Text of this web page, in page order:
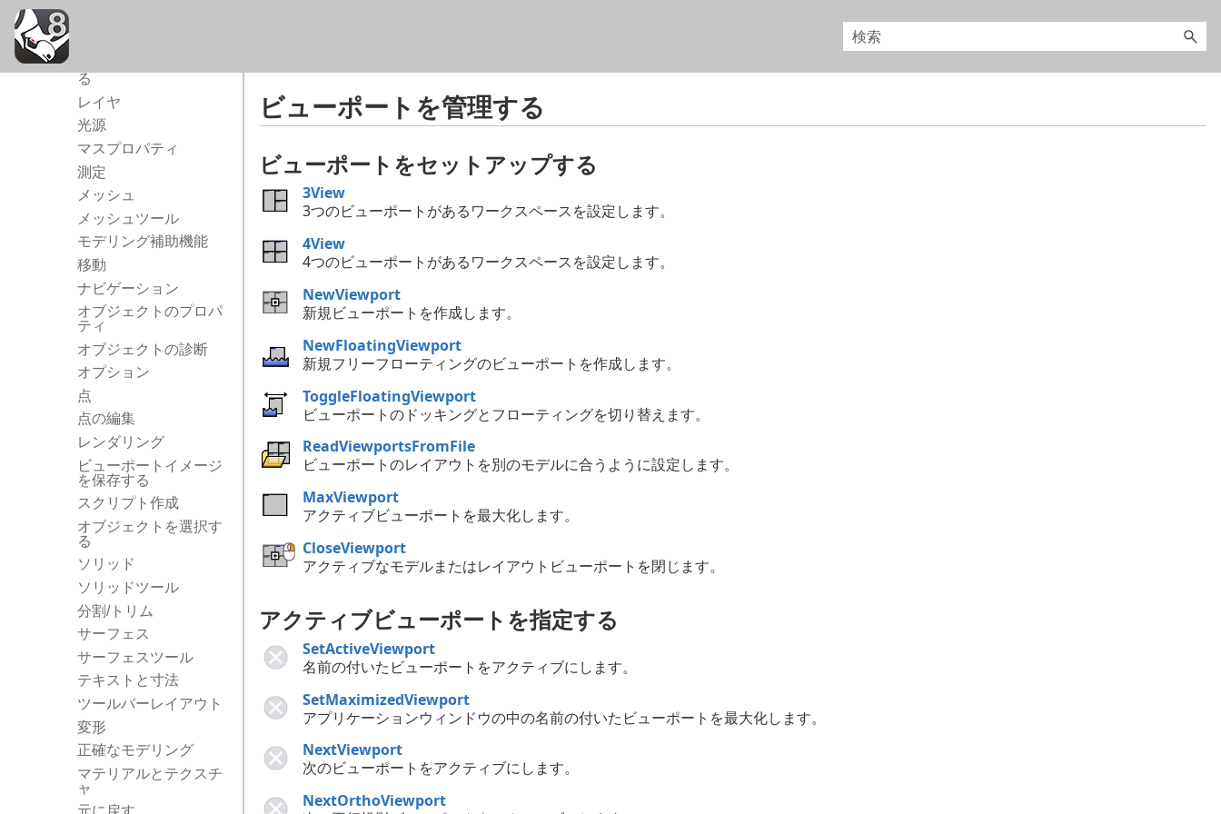
る
レイヤ
光源
マスプロパティ
測定
メッシュ
メッシュツール
モデリング補助機能
移動
ナビゲーション
オブジェクトのプロパ
ティ
オブジェクトの診断
オプション
点
点の編集
レンダリング
ビューポートイメージ
を保存する
スクリプト作成
オブジェクトを選択す
る
ソリッド
ソリッドツール
分割/トリム
サーフェス
サーフェスツール
テキストと寸法
ツールバーレイアウト
変形
正確なモデリング
マテリアルとテクスチ
ャ
ビューポートを管理する
ビューポートをセットアップする
3View
3つのビューポートがあるワークスペースを設定します。
4View
4つのビューポートがあるワークスペースを設定します。
NewViewport
新規ビューポートを作成します。
NewFloatingViewport
新規フリーフローティングのビューポートを作成します。
ToggleFloatingViewport
ビューポートのドッキングとフローティングを切り替えます。
ReadViewportsFromFile
ビューポートのレイアウトを別のモデルに合うように設定します。
MaxViewport
アクティブビューポートを最大化します。
CloseViewport
アクティブなモデルまたはレイアウトビューポートを閉じます。
アクティブビューポートを指定する
SetActiveViewport
名前の付いたビューポートをアクティブにします。
SetMaximizedViewport
アプリケーションウィンドウの中の名前の付いたビューポートを最大化します。
NextViewport
次のビューポートをアクティブにします。
NextOrthoViewport